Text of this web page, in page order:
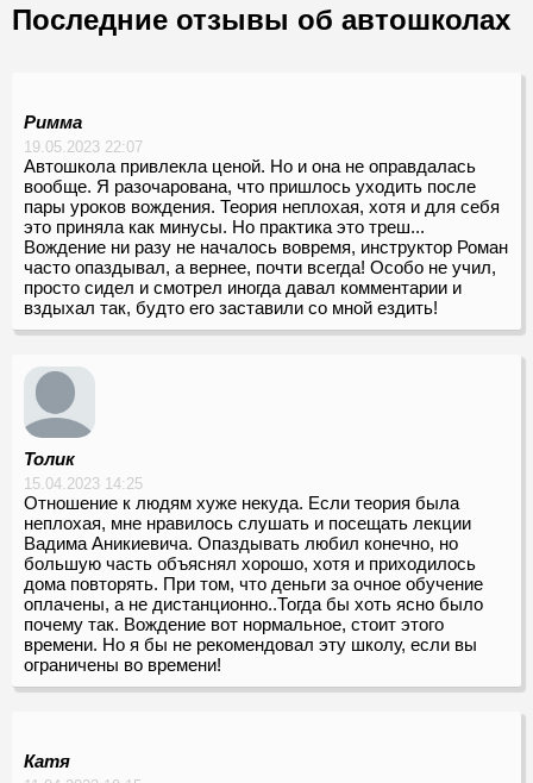
Последние отзывы об автошколах
Римма
19.05.2023 22:07
Автошкола привлекла ценой. Но и она не оправдалась
вообще. Я разочарована, что пришлось уходить после
пары уроков вождения. Теория неплохая, хотя и для себя
это приняла как минусы. Но практика это треш...
Вождение ни разу не началось вовремя, инструктор Роман
часто опаздывал, а вернее, почти всегда! Особо не учил,
просто сидел и смотрел иногда давал комментарии и
вздыхал так, будто его заставили со мной ездить!
Толик
15.04.2023 14:25
Отношение к людям хуже некуда. Если теория была
неплохая, мне нравилось слушать и посещать лекции
Вадима Аникиевича. Опаздывать любил конечно, но
большую часть объяснял хорошо, хотя и приходилось
дома повторять. При том, что деньги за очное обучение
оплачены, а не дистанционно..Тогда бы хоть ясно было
почему так. Вождение вот нормальное, стоит этого
времени. Но я бы не рекомендовал эту школу, если вы
ограничены во времени!
Катя